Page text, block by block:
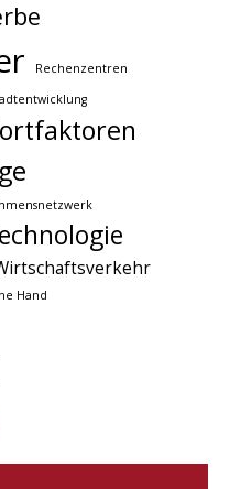
Rechenzentren
Hand